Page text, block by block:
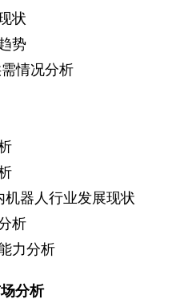
状
势
情况分析
机器人行业发展现状
析
力分析
分析